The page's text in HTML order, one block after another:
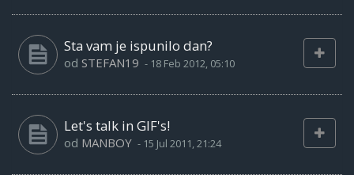
Sta vam je ispunilo dan?
od STEFAN19 - 18 Feb 2012, 05:10
Let's talk in GIF's!
od MANBOY - 15 Jul 2011, 21:24